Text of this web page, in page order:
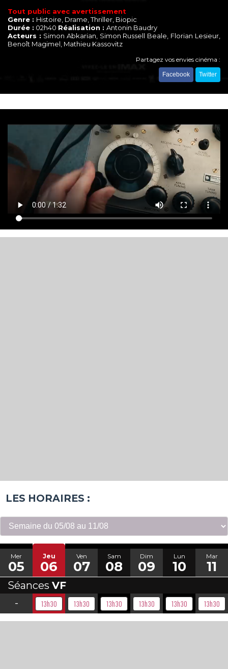
Tout public avec avertissement
Genre : Histoire, Drame, Thriller, Biopic
Durée : 02h40 Réalisation : Antonin Baudry
Acteurs : Simon Abkarian, Simon Russell Beale, Florian Lesieur,
Benoît Magimel, Mathieu Kassovitz
Partagez vos envies cinéma :
Facebook Twitter
LES HORAIRES :
Mer
05
Jeu
06
Ven
07
Sam
08
Dim
09
Lun
10
Mar
11
Séances VF
-
13h30 13h30 13h30 13h30 13h30 13h30